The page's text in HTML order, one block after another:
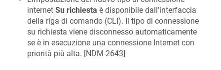
internet Su richiesta è disponibile dall'interfaccia
della riga di comando (CLI). Il tipo di connessione
su richiesta viene disconnesso automaticamente
se è in esecuzione una connessione Internet con
priorità più alta. [NDM-2643]